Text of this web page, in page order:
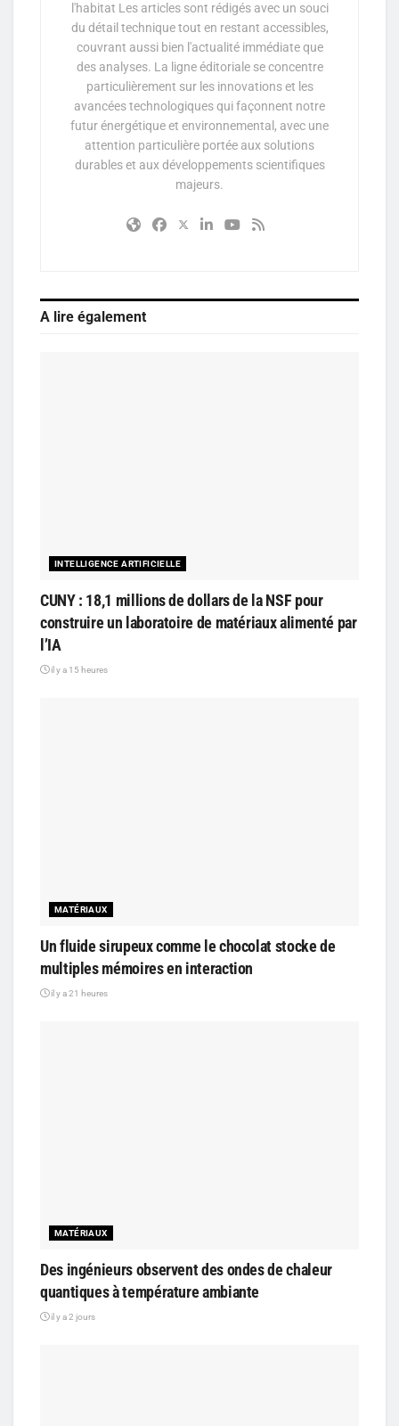
l'habitat Les articles sont rédigés avec un souci
du détail technique tout en restant accessibles,
couvrant aussi bien l'actualité immédiate que
des analyses. La ligne éditoriale se concentre
particulièrement sur les innovations et les
avancées technologiques qui façonnent notre
futur énergétique et environnemental, avec une
attention particulière portée aux solutions
durables et aux développements scientifiques
majeurs.
A lire également
INTELLIGENCE ARTIFICIELLE
CUNY : 18,1 millions de dollars de la NSF pour
construire un laboratoire de matériaux alimenté par
l’IA
il y a 15 heures
MATÉRIAUX
Un fluide sirupeux comme le chocolat stocke de
multiples mémoires en interaction
il y a 21 heures
MATÉRIAUX
Des ingénieurs observent des ondes de chaleur
quantiques à température ambiante
il y a 2 jours